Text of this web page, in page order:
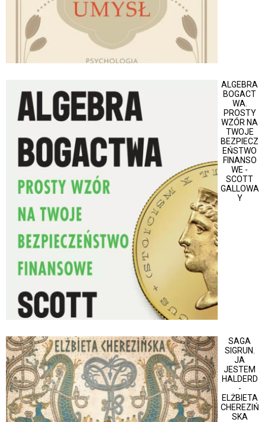
ALGEBRA
BOGACT
WA.
PROSTY
WZÓR NA
TWOJE
BEZPIECZ
EŃSTWO
FINANSO
WE -
SCOTT
GALLOWA
Y
SAGA
SIGRUN.
JA
JESTEM
HALDERD
-
ELŻBIETA
CHEREZIŃ
SKA